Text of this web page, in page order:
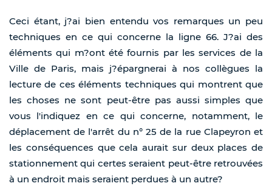
Ceci étant, j?ai bien entendu vos remarques un peu
techniques en ce qui concerne la ligne 66. J?ai des
éléments qui m?ont été fournis par les services de la
Ville de Paris, mais j?épargnerai à nos collègues la
lecture de ces éléments techniques qui montrent que
les choses ne sont peut-être pas aussi simples que
vous l'indiquez en ce qui concerne, notamment, le
déplacement de l'arrêt du n° 25 de la rue Clapeyron et
les conséquences que cela aurait sur deux places de
stationnement qui certes seraient peut-être retrouvées
à un endroit mais seraient perdues à un autre?